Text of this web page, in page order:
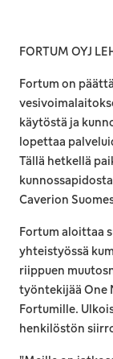
FORTUM OYJ
Fortum on
käytöstä ja
lopettaa
Tällä hetkellä
Caverion
Fortum aloittaa
yhteistyössä
riippuen
työntekijää One
Fortumille.
henkilöstön